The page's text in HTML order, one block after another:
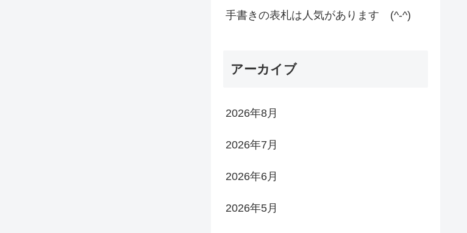
手書きの表札は人気があります (^-^)
アーカイブ
2026年8月
2026年7月
2026年6月
2026年5月